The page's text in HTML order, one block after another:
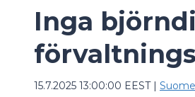
Inga
15.7.2025 13:00:00 EEST|